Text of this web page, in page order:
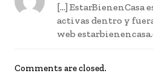
[…] EstarBienenCasa
activas dentro y
web
Comments are closed.